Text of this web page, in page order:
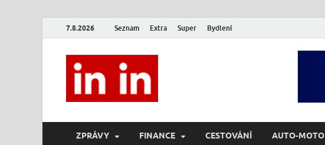
7.8.2026 Seznam Extra Super Bydlení
ZPRÁVY FINANCE CESTOVÁNÍ AUTO-MOTO